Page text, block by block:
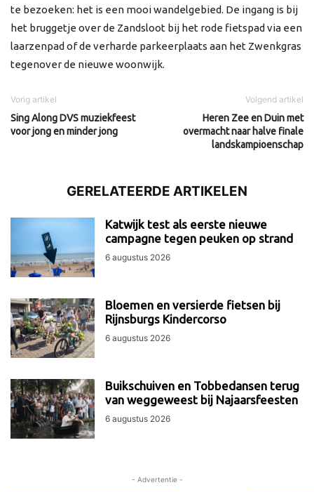
te bezoeken: het is een mooi wandelgebied. De ingang is bij
het bruggetje over de Zandsloot bij het rode fietspad via een
laarzenpad of de verharde parkeerplaats aan het Zwenkgras
tegenover de nieuwe woonwijk.
Vorig artikel
Sing Along DVS muziekfeest
voor jong en minder jong
Volgend artikel
Heren Zee en Duin met
overmacht naar halve finale
landskampioenschap
GERELATEERDE ARTIKELEN
Katwijk test als eerste nieuwe
campagne tegen peuken op strand
6 augustus 2026
Bloemen en versierde fietsen bij
Rijnsburgs Kindercorso
6 augustus 2026
Buikschuiven en Tobbedansen terug
van weggeweest bij Najaarsfeesten
6 augustus 2026
- Advertentie -